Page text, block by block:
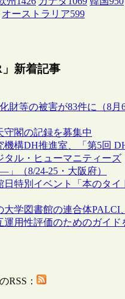
オーストラリア599
」新着記事
財等の被害が83件に（8月
閣の記録を募集中
機構DH推進室、「第5回
ル・ヒューマニティーズ
（8/24-25・大阪府）
特別イベント「本のタイ
学図書館の連合体PALCI、
運用性評価のためのガイド
RSS：